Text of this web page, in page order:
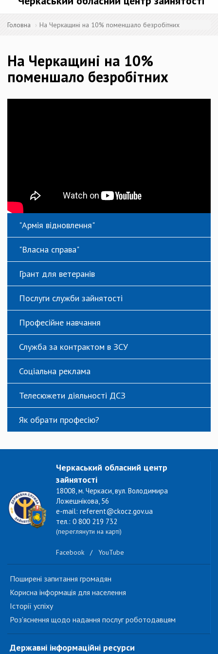
Головна На Черкащині на 10% поменшало безробітних
На Черкащині на 10%
поменшало безробітних
"Армія відновлення"
"Власна справа"
Грант для ветеранів
Послуги служби зайнятості
Професійне навчання
Служба за контрактом в ЗСУ
Соціальна реклама
Телесюжети діяльності ДСЗ
Як обрати професію?
Черкаський обласний центр
зайнятості
18008, м. Черкаси, вул. Володимира
Ложешнікова, 56
e-mail: referent@ckocz.gov.ua
тел.: 0 800 219 732
(переглянути на карті)
Facebook / YouTube
Поширені запитання громадян
Корисна інформація для населення
Історії успіху
Роз'яснення щодо надання послуг роботодавцям
Державні інформаційні ресурси